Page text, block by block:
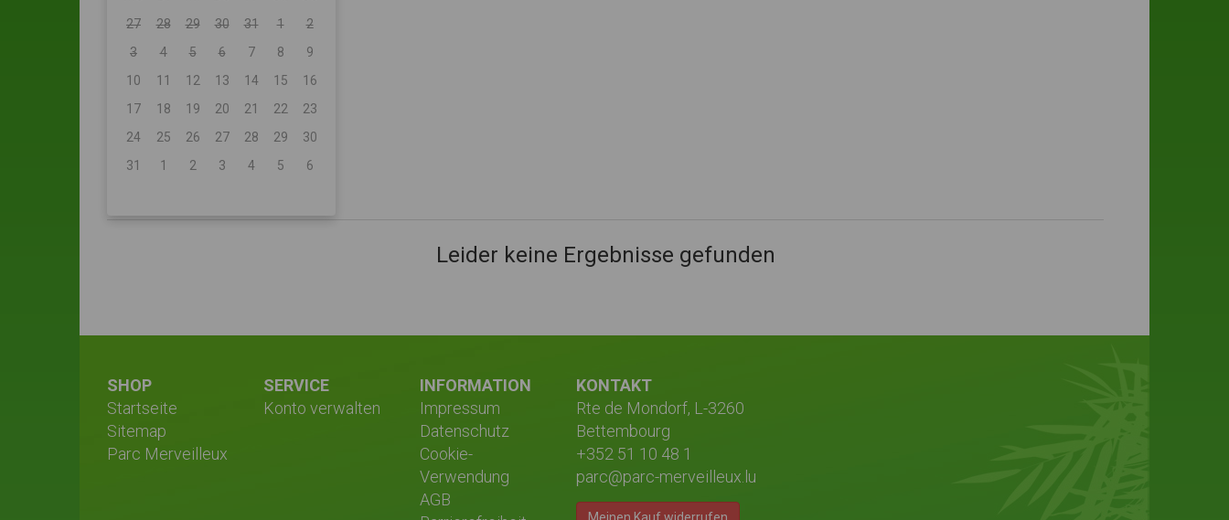
Leider keine Ergebnisse gefunden
SHOP
Startseite
Sitemap
Parc Merveilleux
SERVICE
Konto verwalten
INFORMATION
Impressum
Datenschutz
Cookie-
Verwendung
AGB
KONTAKT
Rte de Mondorf, L-3260
Bettembourg
+352 51 10 48 1
parc@parc-merveilleux.lu
27
28 29 30 31 1
2
3
4 5 6 7 8
9
10
11 12 13 14 15
16
17
18 19 20 21 22
23
24
25 26 27 28 29
30
31
1 2 3 4 5 6